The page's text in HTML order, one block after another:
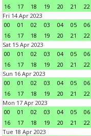
16
17 18 19 20 21 22
Fri 14 Apr 2023
00
01 02 03 04 05 06
16
17 18 19 20 21 22
Sat 15 Apr 2023
00
01 02 03 04 05 06
16
17 18 19 20 21 22
Sun 16 Apr 2023
00
01 02 03 04 05 06
16
17 18 19 20 21 22
Mon 17 Apr 2023
00
01 02 03 04 05 06
16
17 18 19 20 21 22
Tue 18 Apr 2023